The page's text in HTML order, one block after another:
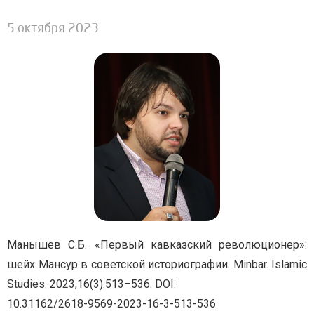
5 октября 2023
Манышев С.Б. «Первый кавказский революционер»:
шейх Мансур в советской историографии. Minbar. Islamic
Studies. 2023;16(3):513–536. DOI:
10.31162/2618-9569-2023-16-3-513-536